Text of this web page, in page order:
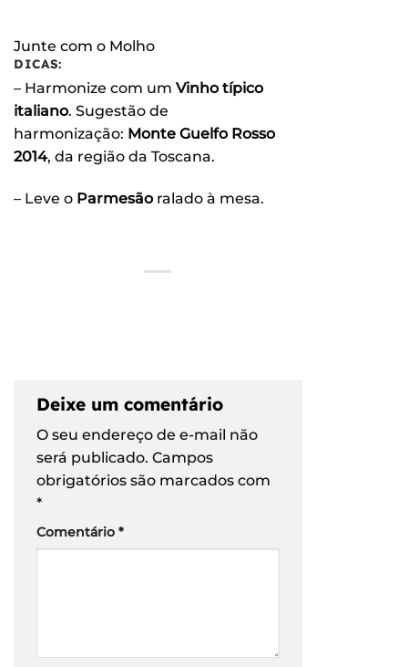
Junte com o Molho
DICAS:
– Harmonize com um Vinho típico
italiano. Sugestão de
harmonização: Monte Guelfo Rosso
2014, da região da Toscana.
– Leve o Parmesãoralado à mesa.
Deixe um comentário
O seu endereço de e-mail não
será publicado. Campos
obrigatórios são marcados com
*
Comentário *